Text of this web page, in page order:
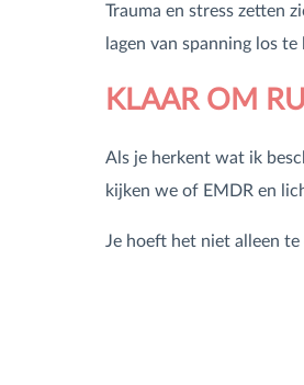
Trauma en stress zetten
lagen van spanning los
KLAAR OM
Als je herkent wat ik
kijken we of EMDR en
Je hoeft het niet alleen